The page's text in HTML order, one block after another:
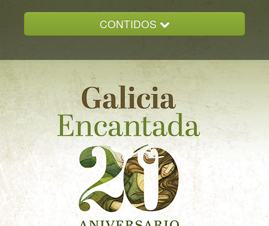
CONTIDOS
GALICIA ENCANTADA
DOCUMENTACION
NOVAS
CONTACTO